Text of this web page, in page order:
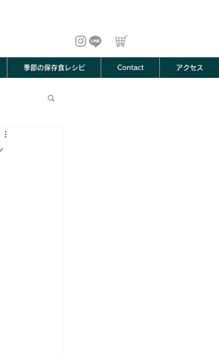
季節の保存食レシピ Contact アクセス